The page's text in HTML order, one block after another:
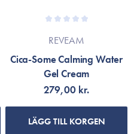
REVEAM
Cica-Some Calming Water
Gel Cream
279,00 kr.
LÄGG TILL KORGEN